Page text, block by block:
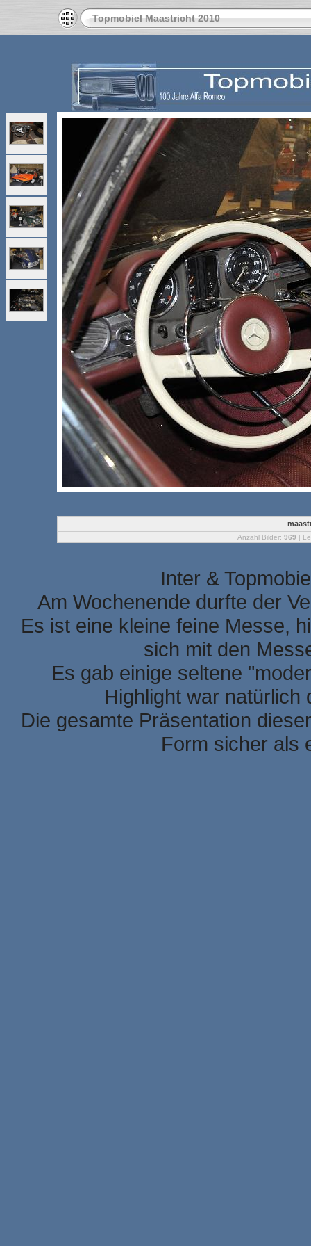
Topmobiel Maastricht 2010
Anzahl Bilder: 969 |
Inter &
Am Wochenende durfte der
Es ist eine kleine feine Messe,
sich mit den
Es gab einige seltene
Highlight war natürlich
Die gesamte Präsentation
Form sicher als